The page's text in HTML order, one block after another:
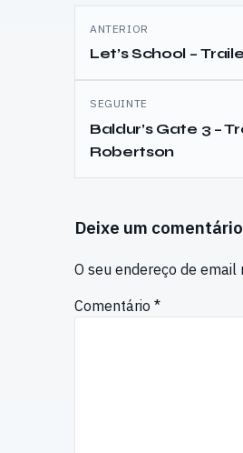
Navegação
de
artigos
ANTERIOR
Let’s School –
SEGUINTE
Baldur’s Gate 3 –
Robertson
Deixe um comentário
O seu endereço de
Comentário *